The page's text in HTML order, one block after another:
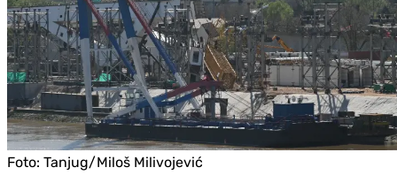
Foto: Tanjug/Miloš Milivojević